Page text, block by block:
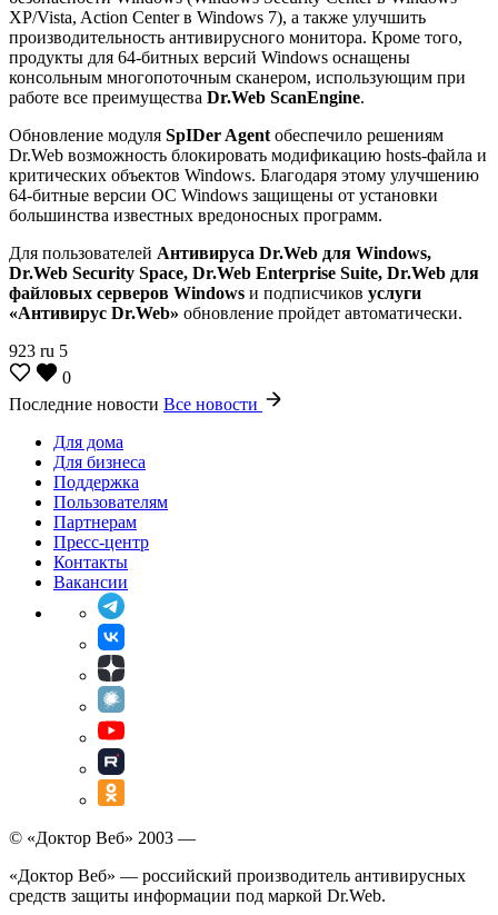
XP/Vista, Action Center в Windows 7), а также улучшить
производительность антивирусного монитора. Кроме того,
продукты для 64-битных версий Windows оснащены
консольным многопоточным сканером, использующим при
работе все преимущества Dr.Web ScanEngine.
Обновление модуля SpIDer Agent обеспечило решениям
Dr.Web возможность блокировать модификацию hosts-файла и
критических объектов Windows. Благодаря этому улучшению
64-битные версии ОС Windows защищены от установки
большинства известных вредоносных программ.
Для пользователей Антивируса Dr.Web для Windows,
Dr.Web Security Space, Dr.Web Enterprise Suite, Dr.Web для
файловых серверов Windows и подписчиков услуги
«Антивирус Dr.Web» обновление пройдет автоматически.
923 ru 5
0
Последние новости Все новости
Для дома
Для бизнеса
Поддержка
Пользователям
Партнерам
Пресс-центр
Контакты
Вакансии
© «Доктор Веб» 2003 —
«Доктор Веб» — российский производитель антивирусных
средств защиты информации под маркой Dr.Web.